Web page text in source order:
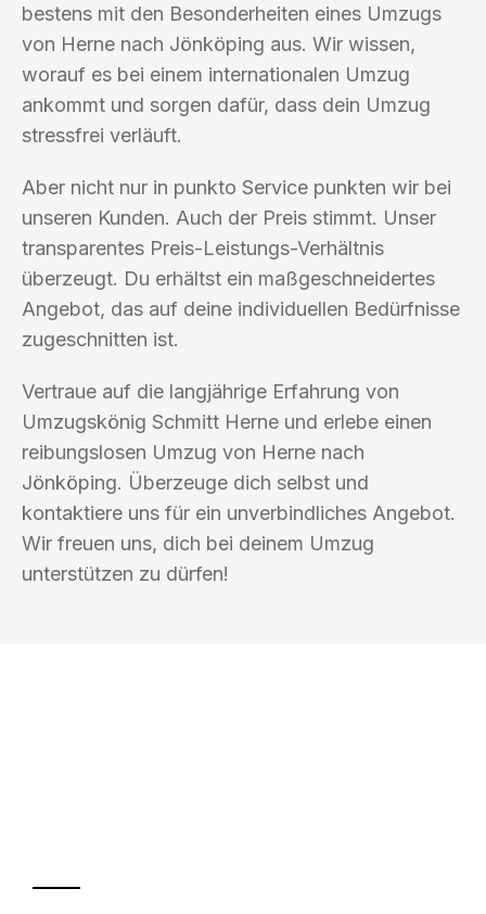
bestens mit den Besonderheiten eines Umzugs
von Herne nach Jönköping aus. Wir wissen,
worauf es bei einem internationalen Umzug
ankommt und sorgen dafür, dass dein Umzug
stressfrei verläuft.
Aber nicht nur in punkto Service punkten wir bei
unseren Kunden. Auch der Preis stimmt. Unser
transparentes Preis-Leistungs-Verhältnis
überzeugt. Du erhältst ein maßgeschneidertes
Angebot, das auf deine individuellen Bedürfnisse
zugeschnitten ist.
Vertraue auf die langjährige Erfahrung von
Umzugskönig Schmitt Herne und erlebe einen
reibungslosen Umzug von Herne nach
Jönköping. Überzeuge dich selbst und
kontaktiere uns für ein unverbindliches Angebot.
Wir freuen uns, dich bei deinem Umzug
unterstützen zu dürfen!